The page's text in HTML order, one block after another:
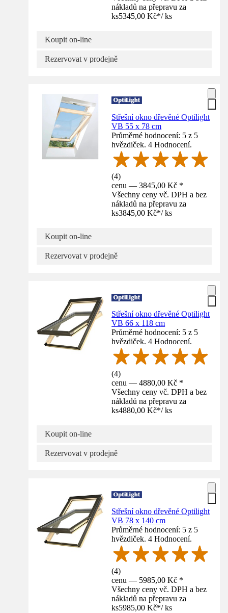
nákladů na přepravu za
ks5345,00 Kč*/ ks
Koupit on-line
Rezervovat v prodejně
Střešní okno dřevěné Optilight
VB 55 x 78 cm
Průměrné hodnocení: 5 z 5
hvězdiček. 4 Hodnocení.
(4)
cenu — 3845,00 Kč *
Všechny ceny vč. DPH a bez
nákladů na přepravu za
ks3845,00 Kč*/ ks
Koupit on-line
Rezervovat v prodejně
Střešní okno dřevěné Optilight
VB 66 x 118 cm
Průměrné hodnocení: 5 z 5
hvězdiček. 4 Hodnocení.
(4)
cenu — 4880,00 Kč *
Všechny ceny vč. DPH a bez
nákladů na přepravu za
ks4880,00 Kč*/ ks
Koupit on-line
Rezervovat v prodejně
Střešní okno dřevěné Optilight
VB 78 x 140 cm
Průměrné hodnocení: 5 z 5
hvězdiček. 4 Hodnocení.
(4)
cenu — 5985,00 Kč *
Všechny ceny vč. DPH a bez
nákladů na přepravu za
ks5985,00 Kč*/ ks